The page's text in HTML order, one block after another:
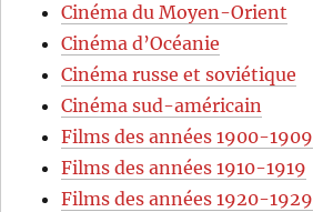
Cinéma du Moyen-Orient
Cinéma d’Océanie
Cinéma russe et soviétique
Cinéma sud-américain
Films des années 1900-1909
Films des années 1910-1919
Films des années 1920-1929